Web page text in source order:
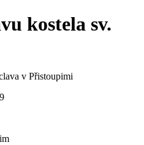
kostela sv.
v Přistoupimi